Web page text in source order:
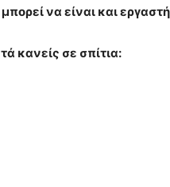
να είναι και
κανείς σε σπίτια: